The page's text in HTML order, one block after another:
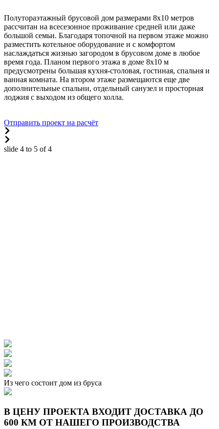
Полутораэтажный брусовой дом размерами 8х10 метров
рассчитан на всесезонное проживание средней или даже
большой семьи. Благодаря топочной на первом этаже можно
разместить котельное оборудование и с комфортом
наслаждаться жизнью загородом в брусовом доме в любое
время года. Планом первого этажа в доме 8х10 м
предусмотрены большая кухня-столовая, гостиная, спальня и
ванная комната. На втором этаже размещаются еще две
дополнительные спальни, отдельный санузел и просторная
лоджия с выходом из общего холла.
Отправить проект на расчёт
slide 4 to 5 of 4
Из чего состоит дом из бруса
В ЦЕНУ ПРОЕКТА ВХОДИТ ДОСТАВКА ДО
600 КМ ОТ НАШЕГО ПРОИЗВОДСТВА